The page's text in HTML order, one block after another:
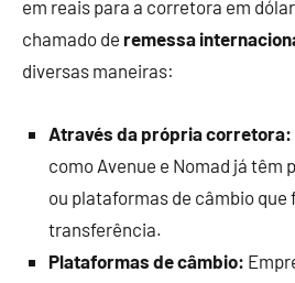
em reais para a corretora em
chamado de remessa
diversas maneiras:
Através da própria corretora:
como Avenue e Nomad já têm
ou plataformas de câmbio que
transferência.
Plataformas de câmbio: